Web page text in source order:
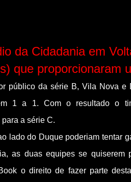
da Cidadania em
que proporcionaram
público da série B, Vila Nova e
1 a 1. Com o resultado o
a série C.
lado do Duque poderiam tentar
as duas equipes se
o direito de fazer parte